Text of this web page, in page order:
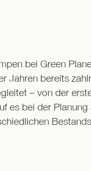
bei Green
Jahren bereits
– von der
es bei der